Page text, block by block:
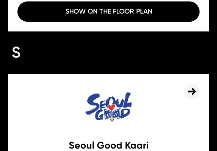
SHOW ON THE FLOOR PLAN
S
Seoul Good Kaari